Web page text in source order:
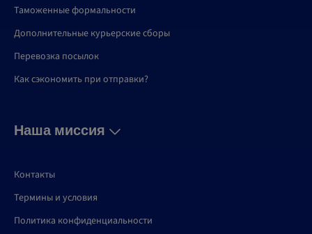
Таможенные формальности
Дополнительные курьерские сборы
Перевозка посылок
Как сэкономить при отправки?
Наша миссия
Контакты
Термины и условия
Политика конфиденциальности